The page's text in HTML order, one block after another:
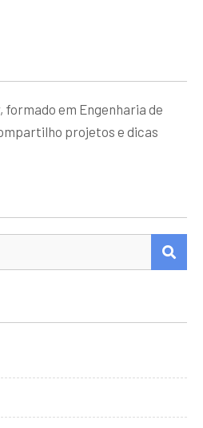
formado em Engenharia de
projetos e dicas